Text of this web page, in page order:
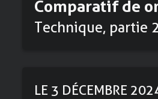
Comparatif de
Technique, partie
LE 3 DÉCEMBRE